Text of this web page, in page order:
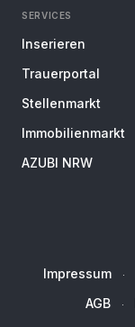
SERVICES
Inserieren
Trauerportal
Stellenmarkt
Immobilienmarkt
AZUBI NRW
Impressum
AGB